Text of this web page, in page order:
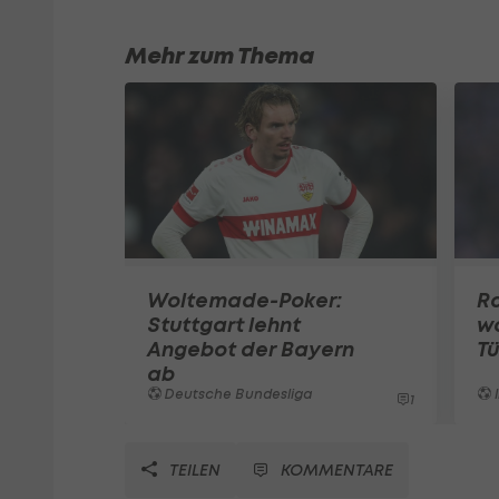
Mehr zum Thema
Woltemade-Poker:
Stuttgart lehnt
Angebot der Bayern
ab
Deutsche Bundesliga 1
TEILEN KOMMENTARE